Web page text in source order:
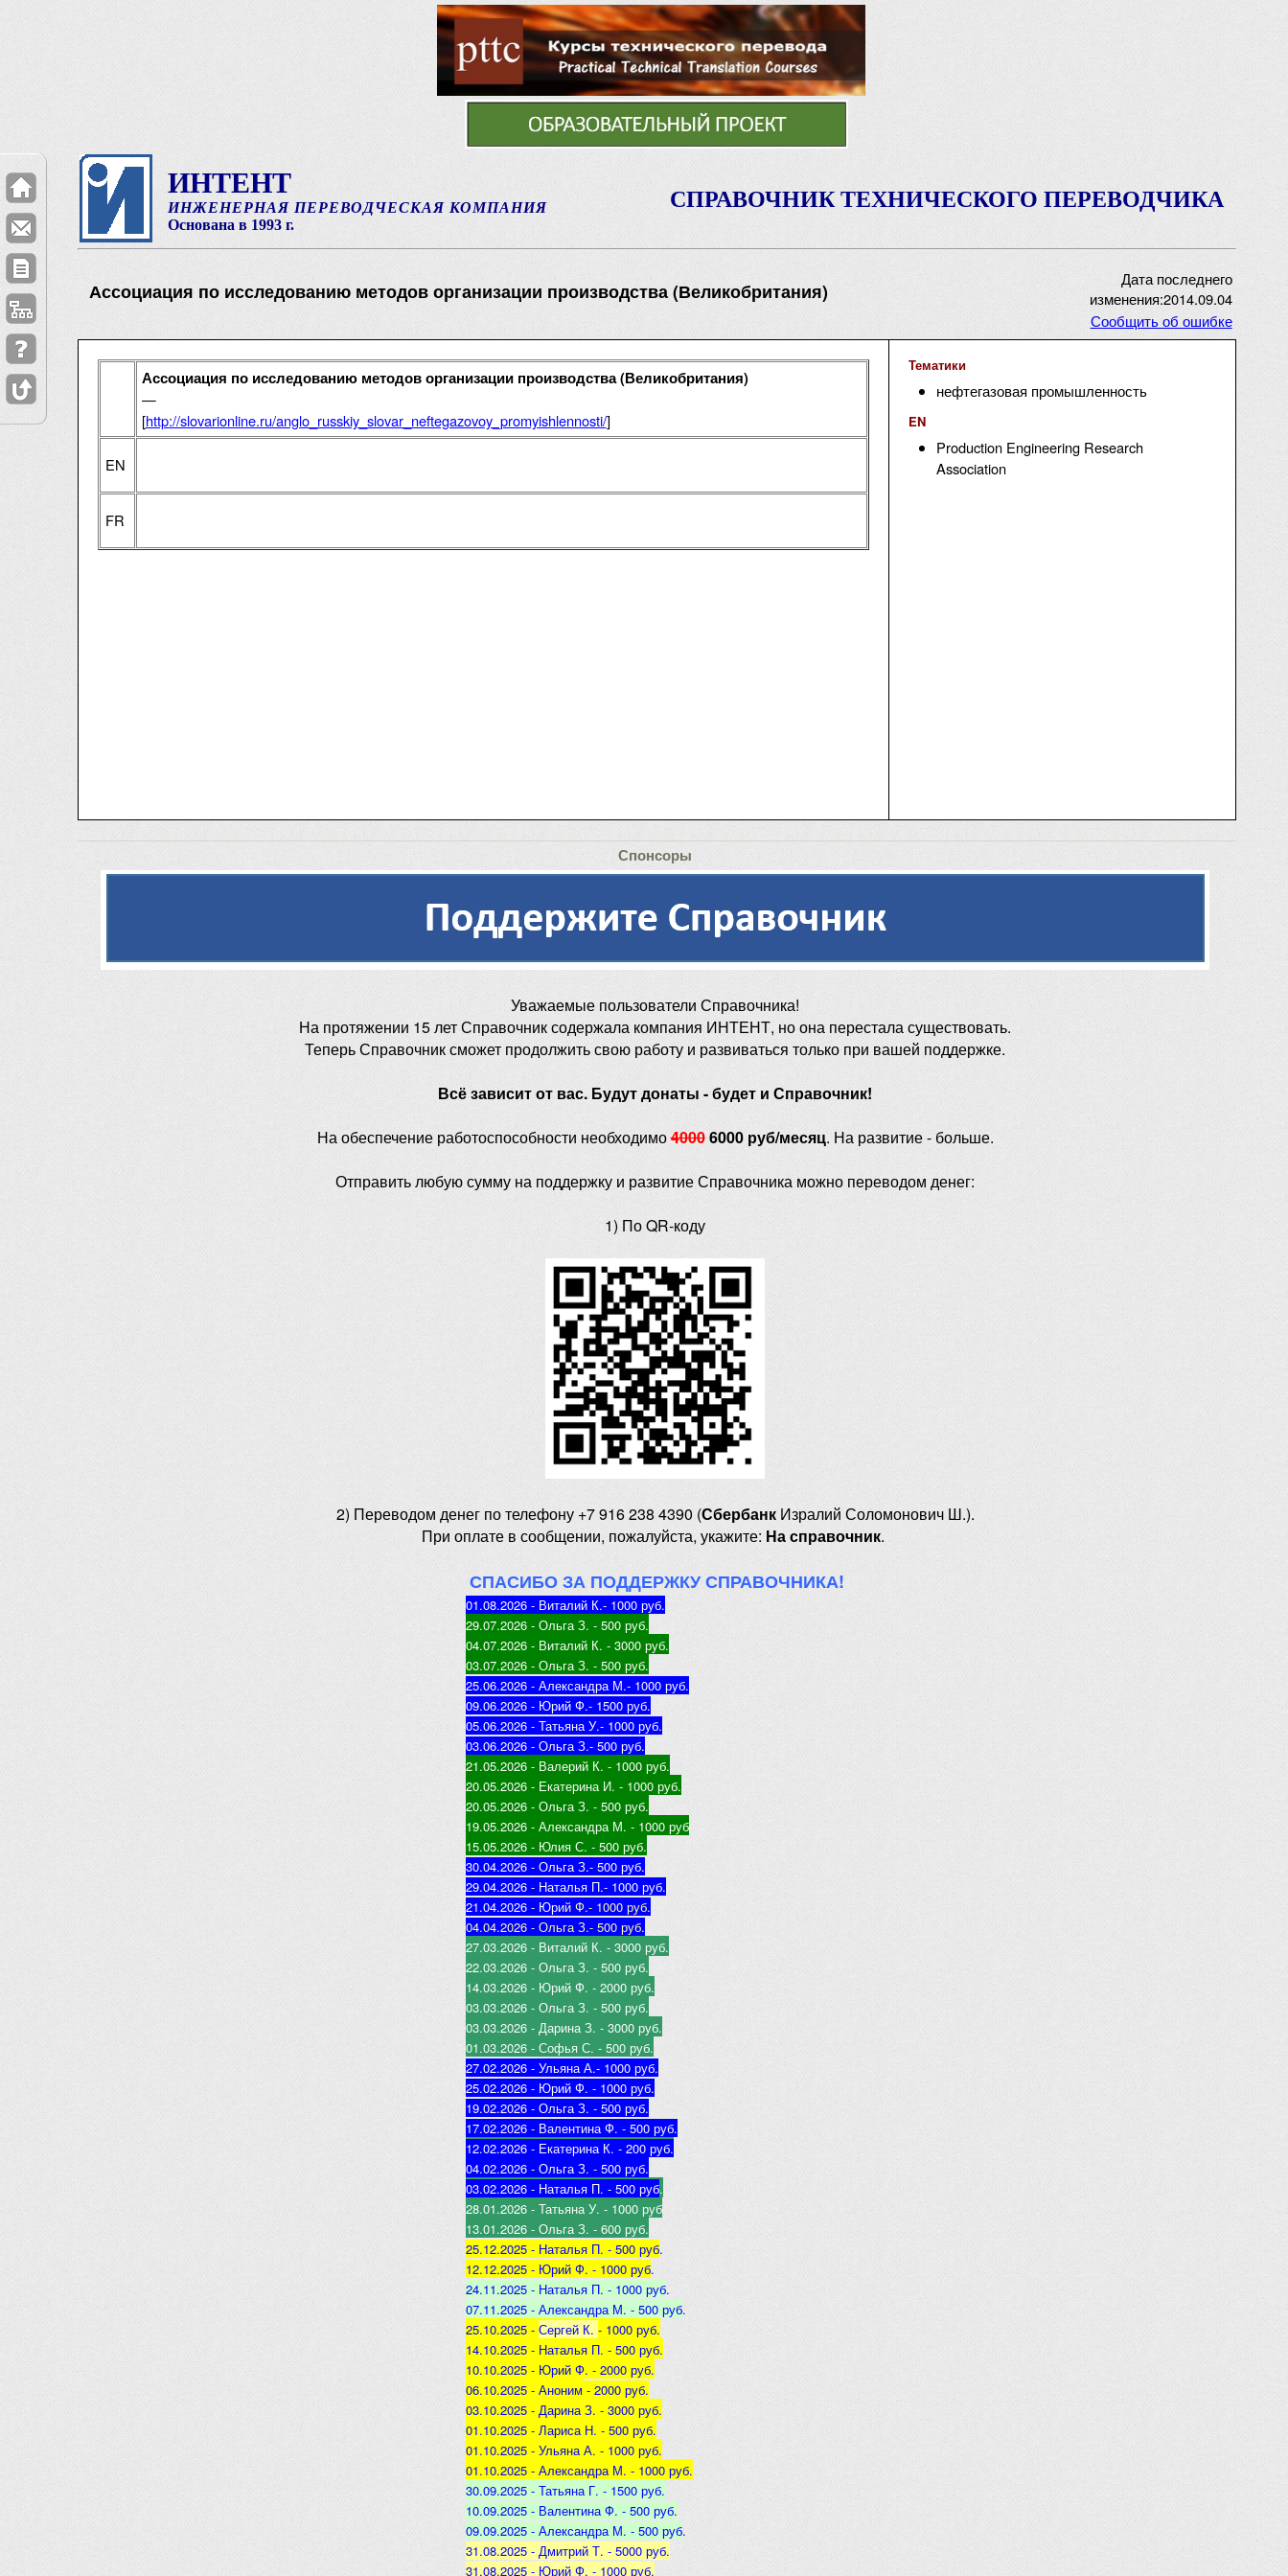
ИНТЕНТ
ИНЖЕНЕРНАЯ ПЕРЕВОДЧЕСКАЯ КОМПАНИЯ
Основана в 1993 г.
СПРАВОЧНИК ТЕХНИЧЕСКОГО ПЕРЕВОДЧИКА
Ассоциация по исследованию методов организации производства (Великобритания)
Дата последнего
изменения:2014.09.04
Сообщить об ошибке
Ассоциация по исследованию методов организации производства (Великобритания)
—
[http://slovarionline.ru/anglo_russkiy_slovar_neftegazovoy_promyishlennosti/]
EN
FR
Тематики
нефтегазовая промышленность
EN
Production Engineering Research
Association
Спонсоры
Уважаемые пользователи Справочника!
На протяжении 15 лет Справочник содержала компания ИНТЕНТ, но она перестала существовать.
Теперь Справочник сможет продолжить свою работу и развиваться только при вашей поддержке.
Всё зависит от вас. Будут донаты - будет и Справочник!
На обеспечение работоспособности необходимо40006000 руб/месяц. На развитие - больше.
Отправить любую сумму на поддержку и развитие Справочника можно переводом денег:
1) По QR-коду
2) Переводом денег по телефону +7 916 238 4390 (Сбербанк Изралий Соломонович Ш.).
При оплате в сообщении, пожалуйста, укажите: На справочник.
СПАСИБО ЗА ПОДДЕРЖКУ СПРАВОЧНИКА!
01.08.2026 - Виталий К.- 1000 руб.
29.07.2026 - Ольга З. - 500 руб.
04.07.2026 - Виталий К. - 3000 руб.
03.07.2026 - Ольга З. - 500 руб.
25.06.2026 - Александра М.- 1000 руб.
09.06.2026 - Юрий Ф.- 1500 руб.
05.06.2026 - Татьяна У.- 1000 руб.
03.06.2026 - Ольга З.- 500 руб.
21.05.2026 - Валерий К. - 1000 руб.
20.05.2026 - Екатерина И. - 1000 руб.
20.05.2026 - Ольга З. - 500 руб.
19.05.2026 - Александра М. - 1000 руб
15.05.2026 - Юлия С. - 500 руб.
30.04.2026 - Ольга З.- 500 руб.
29.04.2026 - Наталья П.- 1000 руб.
21.04.2026 - Юрий Ф.- 1000 руб.
04.04.2026 - Ольга З.- 500 руб.
27.03.2026 - Виталий К. - 3000 руб.
22.03.2026 - Ольга З. - 500 руб.
14.03.2026 - Юрий Ф. - 2000 руб.
03.03.2026 - Ольга З. - 500 руб.
03.03.2026 - Дарина З. - 3000 руб.
01.03.2026 - Софья С. - 500 руб.
27.02.2026 - Ульяна А.- 1000 руб.
25.02.2026 - Юрий Ф. - 1000 руб.
19.02.2026 - Ольга З. - 500 руб.
17.02.2026 - Валентина Ф. - 500 руб.
12.02.2026 - Екатерина К. - 200 руб.
04.02.2026 - Ольга З. - 500 руб.
03.02.2026 - Наталья П. - 500 руб.
28.01.2026 - Татьяна У. - 1000 руб
13.01.2026 - ОльгаЗ. - 600 руб.
25.12.2025 - Наталья П. - 500 руб.
12.12.2025 - Юрий Ф. - 1000 руб.
24.11.2025 - Наталья П. - 1000 руб.
07.11.2025 - Александра М. - 500 руб.
25.10.2025 - Сергей К. - 1000 руб.
14.10.2025 - Наталья П. - 500 руб.
10.10.2025 - Юрий Ф. - 2000 руб.
06.10.2025 - Аноним - 2000 руб.
03.10.2025 - Дарина З. - 3000 руб.
01.10.2025 - Лариса Н. - 500 руб.
01.10.2025 - Ульяна А. - 1000 руб.
01.10.2025 - Александра М. - 1000 руб.
30.09.2025 - Татьяна Г. - 1500 руб.
10.09.2025 - Валентина Ф. - 500 руб.
09.09.2025 - Александра М. - 500 руб.
31.08.2025 - Дмитрий Т. - 5000 руб.
31.08.2025 - Юрий Ф. - 1000 руб.